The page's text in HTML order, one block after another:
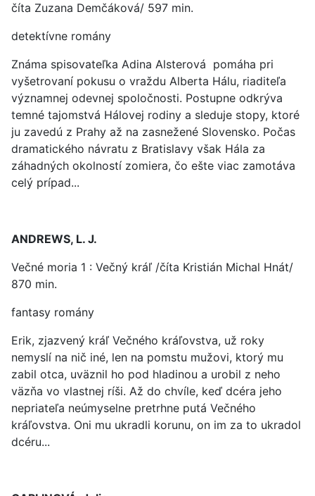
číta Zuzana Demčáková/ 597 min.
detektívne romány
Známa spisovateľka Adina Alsterová pomáha pri
vyšetrovaní pokusu o vraždu Alberta Hálu, riaditeľa
významnej odevnej spoločnosti. Postupne odkrýva
temné tajomstvá Hálovej rodiny a sleduje stopy, ktoré
ju zavedú z Prahy až na zasnežené Slovensko. Počas
dramatického návratu z Bratislavy však Hála za
záhadných okolností zomiera, čo ešte viac zamotáva
celý prípad...
ANDREWS, L. J.
Večné moria 1 : Večný kráľ /číta Kristián Michal Hnát/
870 min.
fantasy romány
Erik, zjazvený kráľ Večného kráľovstva, už roky
nemyslí na nič iné, len na pomstu mužovi, ktorý mu
zabil otca, uväznil ho pod hladinou a urobil z neho
väzňa vo vlastnej ríši. Až do chvíle, keď dcéra jeho
nepriateľa neúmyselne pretrhne putá Večného
kráľovstva. Oni mu ukradli korunu, on im za to ukradol
dcéru...